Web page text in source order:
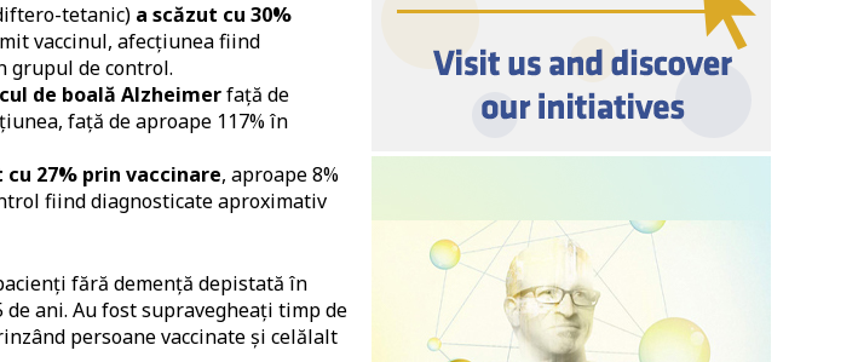
tetanic) a scăzut cu 30%
vaccinul, afecțiunea fiind
grupul de control.
de boală Alzheimerfață de
față de aproape 117% în
27% prin vaccinare, aproape 8%
fiind diagnosticate aproximativ
fără demență depistată în
ani. Au fost supravegheați timp de
persoane vaccinate și celălalt